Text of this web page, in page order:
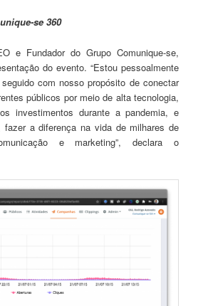
se 360
e Fundador do Grupo Comunique-se,
do evento. “Estou pessoalmente
com nosso propósito de conectar
públicos por meio de alta tecnologia,
investimentos durante a pandemia, e
fazer a diferença na vida de milhares de
e marketing”, declara o